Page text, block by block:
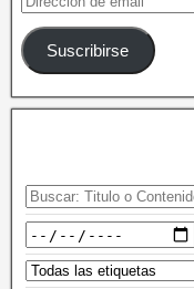
Suscribirse